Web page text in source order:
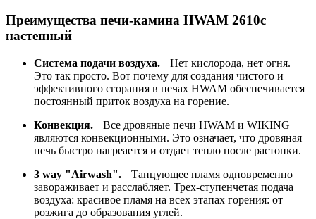
Преимущества печи-камина HWAM 2610c
настенный
Система подачи воздуха.
Нет кислорода, нет огня.
Это так просто. Вот почему для создания чистого и
эффективного сгорания в печах HWAM обеспечивается
постоянный приток воздуха на горение.
Конвекция.
Все дровяные печи HWAM и WIKING
являются конвекционными. Это означает, что дровяная
печь быстро нагреается и отдает тепло после растопки.
3 way "Airwash".
Танцующее пламя одновременно
завораживает и расслабляет. Трех-ступенчетая подача
воздуха: красивое пламя на всех этапах горения: от
розжига до образования углей.